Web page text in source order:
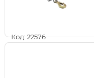
Код: 22576